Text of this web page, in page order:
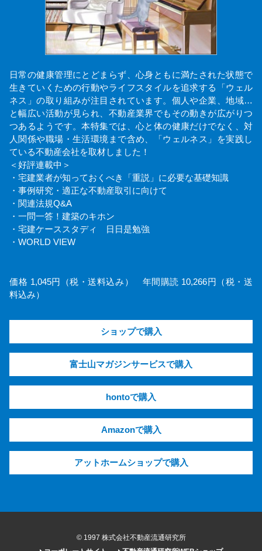
日常の健康管理にとどまらず、心身ともに満たされた状態で
生きていくための行動やライフスタイルを追求する「ウェル
ネス」の取り組みが注目されています。個人や企業、地域…
と幅広い活動が見られ、不動産業界でもその動きが広がりつ
つあるようです。本特集では、心と体の健康だけでなく、対
人関係や職場・生活環境まで含め、「ウェルネス」を実践し
ている不動産会社を取材しました！
＜好評連載中＞
・宅建業者が知っておくべき「重説」に必要な基礎知識
・事例研究・適正な不動産取引に向けて
・関連法規Q&A
・一問一答！建築のキホン
・宅建ケーススタディ 日日是勉強
・WORLD VIEW
価格 1,045円（税・送料込み） 年間購読 10,266円（税・送
料込み）
ショップで購入
富士山マガジンサービスで購入
hontoで購入
Amazonで購入
アットホームショップで購入
© 1997 株式会社不動産流通研究所